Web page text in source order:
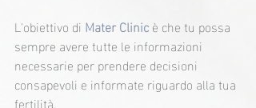
L'obiettivo di Mater Clinic è che tu possa
sempre avere tutte le informazioni
necessarie per prendere decisioni
consapevoli e informate riguardo alla tua
fertilità.